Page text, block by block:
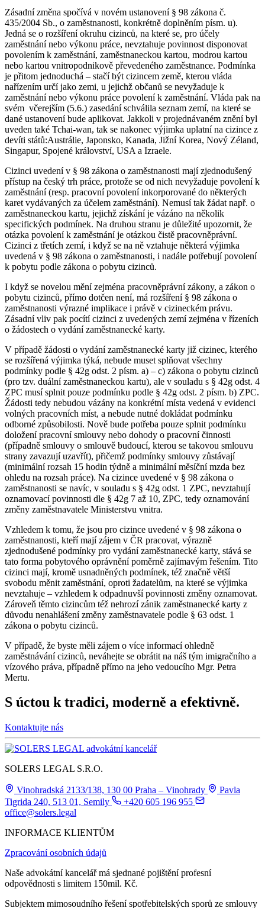
Zásadní změna spočívá v novém ustanovení § 98 zákona č.
435/2004 Sb., o zaměstnanosti, konkrétně doplněním písm. u).
Jedná se o rozšíření okruhu cizinců, na které se, pro účely
zaměstnání nebo výkonu práce, nevztahuje povinnost disponovat
povolením k zaměstnání, zaměstnaneckou kartou, modrou kartou
nebo kartou vnitropodnikově převedeného zaměstnance. Podmínka
je přitom jednoduchá – stačí být cizincem země, kterou vláda
nařízením určí jako zemi, u jejichž občanů se nevyžaduje k
zaměstnání nebo výkonu práce povolení k zaměstnání. Vláda pak na
svém včerejším (5.6.) zasedání schválila seznam zemí, na které se
dané ustanovení bude aplikovat. Jakkoli v projednávaném znění byl
uveden také Tchai-wan, tak se nakonec výjimka uplatní na cizince z
devíti států:Austrálie, Japonsko, Kanada, Jižní Korea, Nový Zéland,
Singapur, Spojené království, USA a Izraele.
Cizinci uvedení v § 98 zákona o zaměstnanosti mají zjednodušený
přístup na český trh práce, protože se od nich nevyžaduje povolení k
zaměstnání (resp. pracovní povolení inkorporované do některých
karet vydávaných za účelem zaměstnání). Nemusí tak žádat např. o
zaměstnaneckou kartu, jejichž získání je vázáno na několik
specifických podmínek. Na druhou stranu je důležité upozornit, že
otázka povolení k zaměstnání je otázkou čistě pracovněprávní.
Cizinci z třetích zemí, i když se na ně vztahuje některá výjimka
uvedená v § 98 zákona o zaměstnanosti, i nadále potřebují povolení
k pobytu podle zákona o pobytu cizinců.
I když se novelou mění zejména pracovněprávní zákony, a zákon o
pobytu cizinců, přímo dotčen není, má rozšíření § 98 zákona o
zaměstnanosti výrazné implikace i právě v cizineckém právu.
Zásadní vliv pak pocítí cizinci z uvedených zemí zejména v řízeních
o žádostech o vydání zaměstnanecké karty.
V případě žádosti o vydání zaměstnanecké karty již cizinec, kterého
se rozšířená výjimka týká, nebude muset splňovat všechny
podmínky podle § 42g odst. 2 písm. a) – c) zákona o pobytu cizinců
(pro tzv. duální zaměstnaneckou kartu), ale v souladu s § 42g odst. 4
ZPC musí splnit pouze podmínku podle § 42g odst. 2 písm. b) ZPC.
Žádosti tedy nebudou vázány na konkrétní místa vedená v evidenci
volných pracovních míst, a nebude nutné dokládat podmínku
odborné způsobilosti. Nově bude potřeba pouze splnit podmínku
doložení pracovní smlouvy nebo dohody o pracovní činnosti
(případně smlouvy o smlouvě budoucí, kterou se takovou smlouvu
strany zavazují uzavřít), přičemž podmínky smlouvy zůstávají
(minimální rozsah 15 hodin týdně a minimální měsíční mzda bez
ohledu na rozsah práce). Na cizince uvedené v § 98 zákona o
zaměstnanosti se navíc, v souladu s § 42g odst. 1 ZPC, nevztahují
oznamovací povinnosti dle § 42g 7 až 10, ZPC, tedy oznamování
změny zaměstnavatele Ministerstvu vnitra.
Vzhledem k tomu, že jsou pro cizince uvedené v § 98 zákona o
zaměstnanosti, kteří mají zájem v ČR pracovat, výrazně
zjednodušené podmínky pro vydání zaměstnanecké karty, stává se
tato forma pobytového oprávnění poměrně zajímavým řešením. Tito
cizinci mají, kromě usnadněných podmínek, též značně větší
svobodu měnit zaměstnání, oproti žadatelům, na které se výjimka
nevztahuje – vzhledem k odpadnuvší povinnosti změny oznamovat.
Zároveň těmto cizincům též nehrozí zánik zaměstnanecké karty z
důvodu nenahlášení změny zaměstnavatele podle § 63 odst. 1
zákona o pobytu cizinců.
V případě, že byste měli zájem o více informací ohledně
zaměstnávání cizinců, neváhejte se obrátit na náš tým imigračního a
vízového práva, případně přímo na jeho vedoucího Mgr. Petra
Mertu.
S úctou k tradici, moderně a efektivně.
Kontaktujte nás
SOLERS LEGAL S.R.O.
Vinohradská 2133/138, 130 00 Praha – Vinohrady
Pavla
Tigrida 240, 513 01, Semily
+420 605 196 955
office@solers.legal
INFORMACE KLIENTŮM
Zpracování osobních údajů
Naše advokátní kancelář má sjednané pojištění profesní
odpovědnosti s limitem 150mil. Kč.
Subjektem mimosoudního řešení spotřebitelských sporů ze smlouvy